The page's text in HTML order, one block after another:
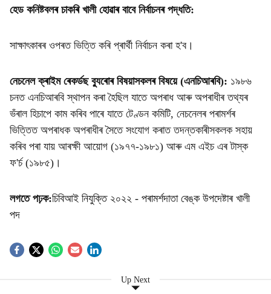
হেড কনিষ্টবলৰ চাকৰি খালী হোৱাৰ বাবে নিৰ্বাচনৰ পদ্ধতি:
সাক্ষাৎকাৰৰ ওপৰত ভিত্তি কৰি প্ৰাৰ্থী নিৰ্বাচন কৰা হ'ব।
নেচনেল ক্ৰাইম ৰেকৰ্ডছ ব্যুৰোৰ বিষয়াসকলৰ বিষয়ে (এনচিআৰবি): ১৯৮৬
চনত এনচিআৰবি স্থাপন কৰা হৈছিল যাতে অপৰাধ আৰু অপৰাধীৰ তথ্যৰ
ভঁৰাল হিচাপে কাম কৰিব পাৰে যাতে টেণ্ডন কমিটি, নেচনেলৰ পৰামৰ্শৰ
ভিত্তিত অপৰাধক অপৰাধীৰ সৈতে সংযোগ কৰাত তদন্তকাৰীসকলক সহায়
কৰিব পৰা যায় আৰক্ষী আয়োগ (১৯৭৭-১৯৮১) আৰু এম এইচ এৰ টাস্ক
ফ'ৰ্চ (১৯৮৫)।
লগতে পঢ়ক:চিবিআই নিযুক্তি ২০২২ - পৰামৰ্শদাতা বেঙ্ক উপদেষ্টাৰ খালী
পদ
Up Next